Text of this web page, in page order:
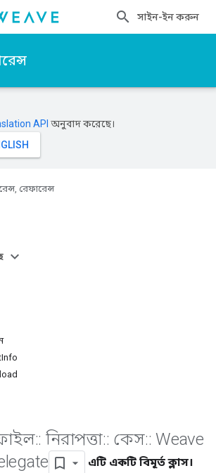
সাইন-ইন করুন
API অনুবাদ করেছে।
রেফারেন্স
:: নিরাপত্তা:: কেস:: Weave
এটি একটি বিমূর্ত ক্লাস।